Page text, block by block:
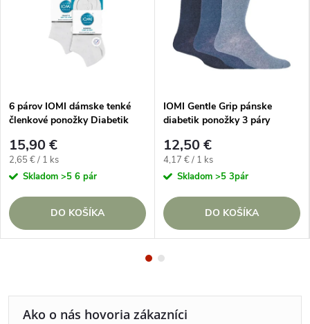
6 párov IOMI dámske tenké
členkové ponožky Diabetik
15,90 €
Jednotková
cena:
2,65 € / 1 ks
Skladom >5 6 pár
DO KOŠÍKA
IOMI Gentle Grip pánske
diabetik ponožky 3 páry
12,50 €
Jednotková
cena:
4,17 € / 1 ks
Skladom >5 3pár
DO KOŠÍKA